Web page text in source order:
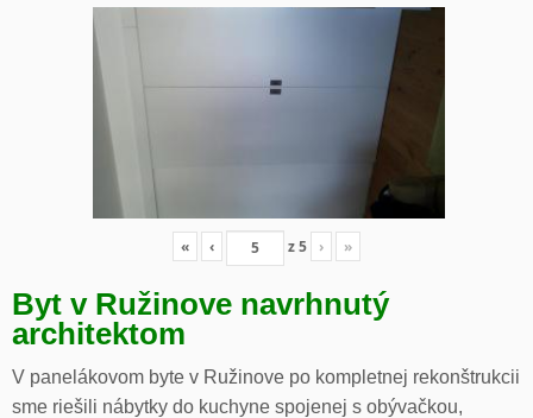
« ‹ z5 › »
Byt v Ružinove navrhnutý
architektom
V panelákovom byte v Ružinove po kompletnej rekonštrukcii
sme riešili nábytky do kuchyne spojenej s obývačkou,